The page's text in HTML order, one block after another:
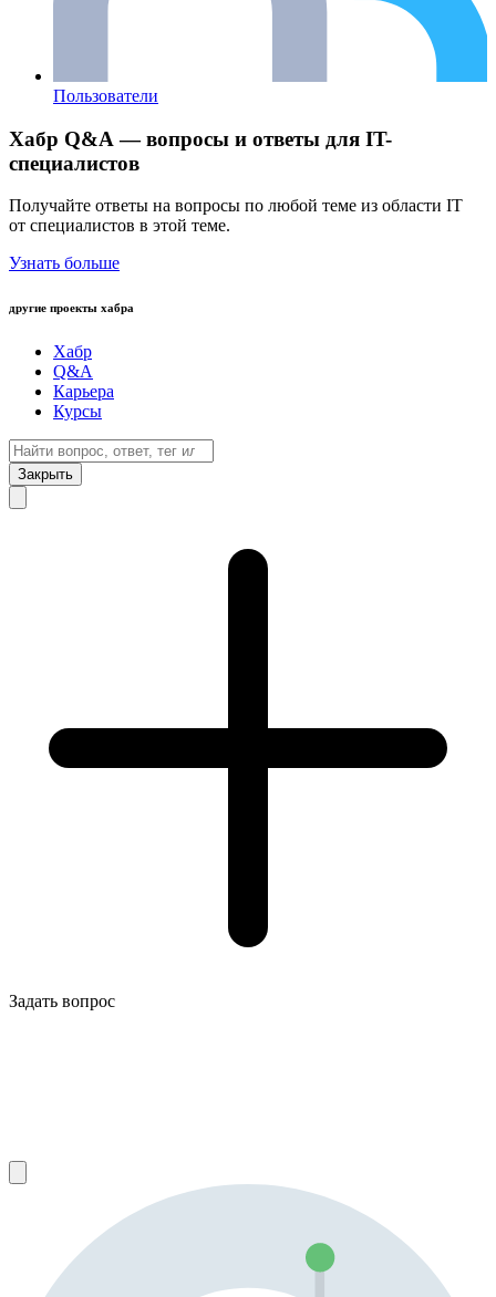
Пользователи
Хабр Q&A — вопросы и ответы для IT-
специалистов
Получайте ответы на вопросы по любой теме из области IT
от специалистов в этой теме.
Узнать больше
другие проекты хабра
Хабр
Q&A
Карьера
Курсы
Закрыть
Задать вопрос